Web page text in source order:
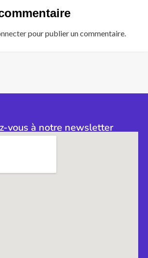
pour publier un commentaire.
vous à notre newsletter